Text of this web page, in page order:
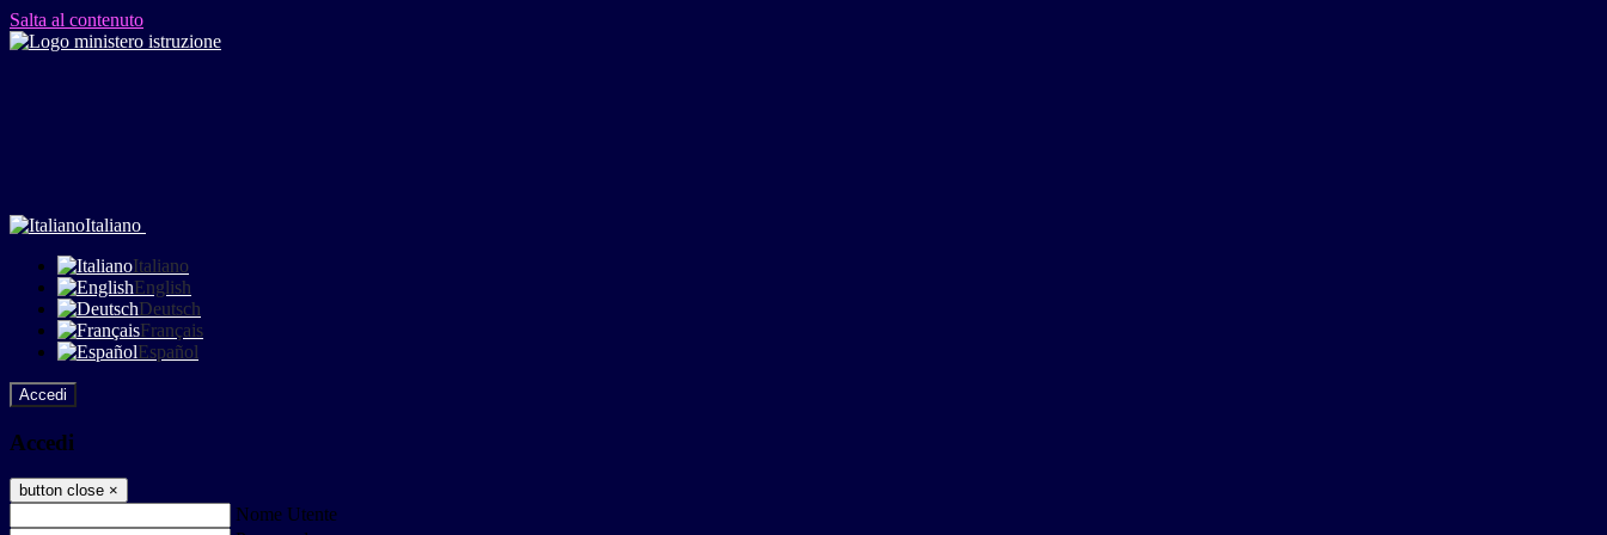
Salta al contenuto
Italiano
Italiano
English
Deutsch
Français
Español
Accedi
Accedi
button close ×
Nome Utente